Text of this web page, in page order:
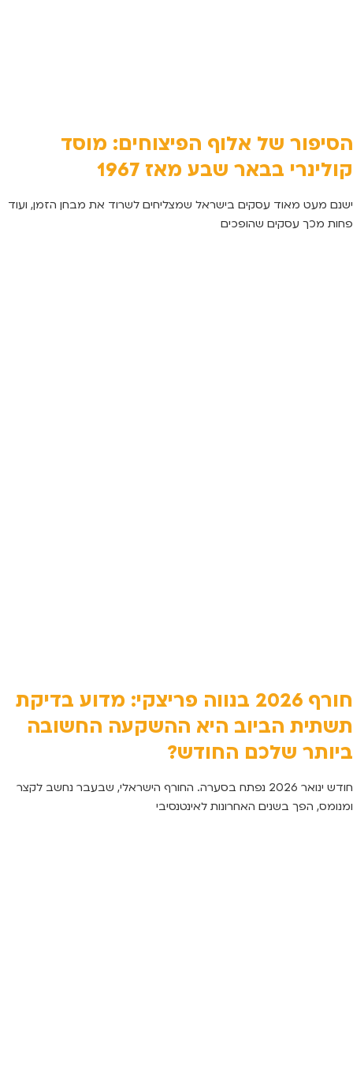
הסיפור של אלוף הפיצוחים: מוסד
קולינרי בבאר שבע מאז 1967
ישנם מעט מאוד עסקים בישראל שמצליחים לשרוד את מבחן הזמן, ועוד
פחות מכך עסקים שהופכים
חורף 2026 בנווה פריצקי: מדוע בדיקת
תשתית הביוב היא ההשקעה החשובה
ביותר שלכם החודש?
חודש ינואר 2026 נפתח בסערה. החורף הישראלי, שבעבר נחשב לקצר
ומנומס, הפך בשנים האחרונות לאינטנסיבי